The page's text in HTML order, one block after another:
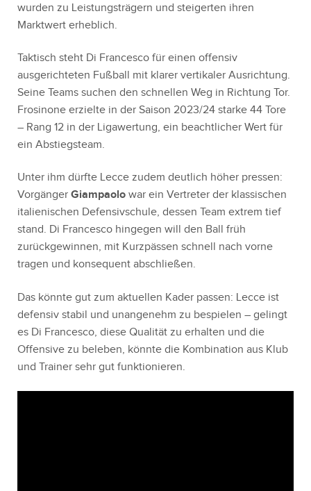
wurden zu Leistungsträgern und steigerten ihren
Marktwert erheblich.
Taktisch steht Di Francesco für einen offensiv
ausgerichteten Fußball mit klarer vertikaler Ausrichtung.
Seine Teams suchen den schnellen Weg in Richtung Tor.
Frosinone erzielte in der Saison 2023/24 starke 44 Tore
– Rang 12 in der Ligawertung, ein beachtlicher Wert für
ein Abstiegsteam.
Unter ihm dürfte Lecce zudem deutlich höher pressen:
Vorgänger Giampaolo war ein Vertreter der klassischen
italienischen Defensivschule, dessen Team extrem tief
stand. Di Francesco hingegen will den Ball früh
zurückgewinnen, mit Kurzpässen schnell nach vorne
tragen und konsequent abschließen.
Das könnte gut zum aktuellen Kader passen: Lecce ist
defensiv stabil und unangenehm zu bespielen – gelingt
es Di Francesco, diese Qualität zu erhalten und die
Offensive zu beleben, könnte die Kombination aus Klub
und Trainer sehr gut funktionieren.